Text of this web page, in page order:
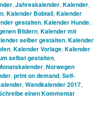
,Jahreskalender,Kalender,
,Kalender Bobtail,Kalender
gestalten,Kalender Hunde,
Bildern,Kalender mit
selber gestalten,Kalender
,Kalender Vorlage,Kalender
selbst gestalten,
,Norwegen
,print on demand,Self-
,Wandkalender 2017,
einen Kommentar